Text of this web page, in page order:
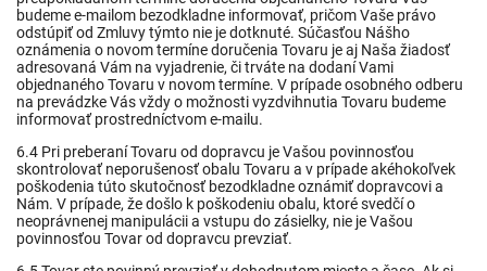
budeme e-mailom bezodkladne informovať, pričom Vaše právo
odstúpiť od Zmluvy týmto nie je dotknuté. Súčasťou Nášho
oznámenia o novom termíne doručenia Tovaru je aj Naša žiadosť
adresovaná Vám na vyjadrenie, či trváte na dodaní Vami
objednaného Tovaru v novom termíne. V prípade osobného odberu
na prevádzke Vás vždy o možnosti vyzdvihnutia Tovaru budeme
informovať prostredníctvom e-mailu.
6.4 Pri preberaní Tovaru od dopravcu je Vašou povinnosťou
skontrolovať neporušenosť obalu Tovaru a v prípade akéhokoľvek
poškodenia túto skutočnosť bezodkladne oznámiť dopravcovi a
Nám. V prípade, že došlo k poškodeniu obalu, ktoré svedčí o
neoprávnenej manipulácii a vstupu do zásielky, nie je Vašou
povinnosťou Tovar od dopravcu prevziať.